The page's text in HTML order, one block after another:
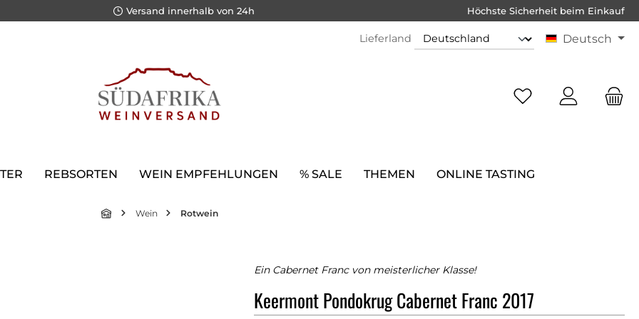
Versand innerhalb von 24h Höchste Sicherheit beim Einkauf
Lieferland Deutsch
REBSORTEN WEIN EMPFEHLUNGEN % SALE THEMEN ONLINE TASTING
Wein Rotwein
Ein Cabernet Franc von meisterlicher Klasse!
Keermont Pondokrug Cabernet Franc 2017